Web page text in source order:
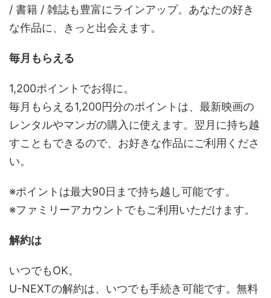
/ 書籍 / 雑誌も豊富にラインアップ。あなたの好き
な作品に、きっと出会えます。
毎月もらえる
1,200ポイントでお得に。
毎月もらえる1,200円分のポイントは、最新映画の
レンタルやマンガの購入に使えます。翌月に持ち越
すこともできるので、お好きな作品にご利用くださ
い。
※ポイントは最大90日まで持ち越し可能です。
※ファミリーアカウントでもご利用いただけます。
解約は
いつでもOK。
U-NEXTの解約は、いつでも手続き可能です。無料